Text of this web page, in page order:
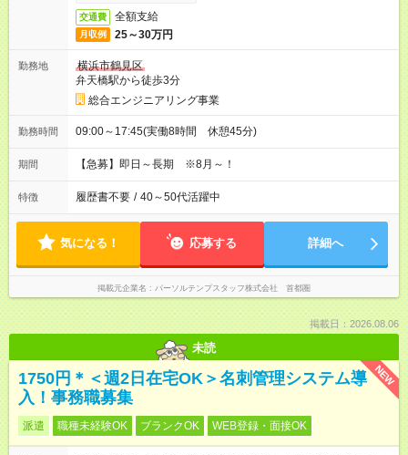
交通費 全額支給
月収例 25～30万円
勤務地
横浜市鶴見区
弁天橋駅から徒歩3分
総合エンジニアリング事業
勤務時間 09:00～17:45(実働8時間 休憩45分)
期間 【急募】即日～長期 ※8月～！
特徴 履歴書不要 / 40～50代活躍中
気になる！ 応募する 詳細へ
掲載元企業名 パーソルテンプスタッフ株式会社 首都圏
掲載日：2026.08.06
未読
NEW
1750円＊＜週2日在宅OK＞名刺管理システム導
入！事務職募集
派遣 職種未経験OK ブランクOK WEB登録・面接OK